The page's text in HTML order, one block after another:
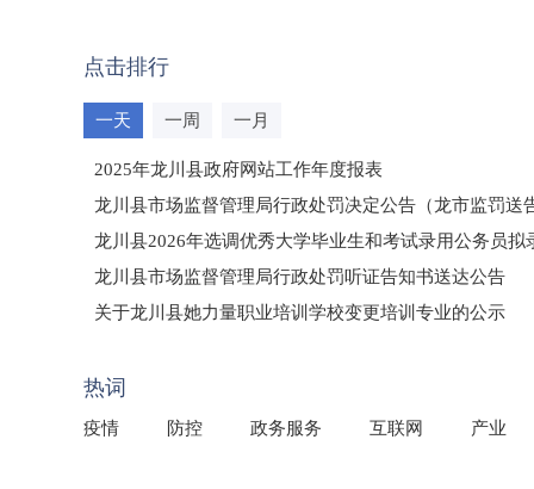
点击排行
一天 一周 一月
2025年龙川县政府网站工作年度报表
龙川县市场监督管理局行政处罚决定公告（龙市监罚送
龙川县2026年选调优秀大学毕业生和考试录用公务员拟
龙川县市场监督管理局行政处罚听证告知书送达公告
（龙市监罚送告〔2026〕71号）
关于龙川县她力量职业培训学校变更培训专业的公示
热词
疫情 防控 政务服务 互联网 产业